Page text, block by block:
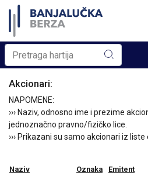
Akcionari:
NAPOMENE:
››› Naziv, odnosno ime i prezime
jednoznačno pravno/fizičko lice.
››› Prikazani su samo akcionari iz
Naziv Oznaka Emitent